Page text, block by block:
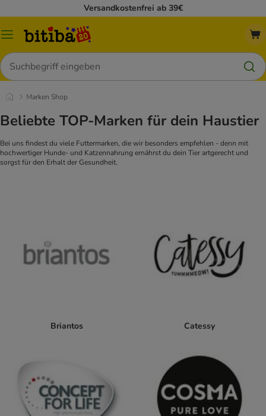
Versandkostenfrei ab 39€
Menü
Suchen
Marken Shop
Beliebte TOP-Marken für dein Haustier
Bei uns findest du viele Futtermarken, die wir besonders empfehlen - denn mit
hochwertiger Hunde- und Katzennahrung ernährst du dein Tier artgerecht und
sorgst für den Erhalt der Gesundheit.
Briantos Catessy